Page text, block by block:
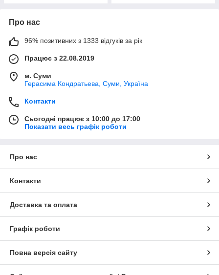
Про нас
96% позитивних з 1333 відгуків за рік
Працює з 22.08.2019
м. Суми
Герасима Кондратьева, Суми, Україна
Контакти
Сьогодні працює з 10:00 до 17:00
Показати весь графік роботи
Про нас
Контакти
Доставка та оплата
Графік роботи
Повна версія сайту